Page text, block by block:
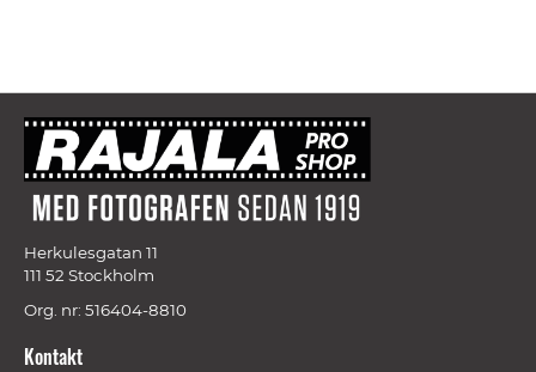
Herkulesgatan 11
111 52 Stockholm
Org. nr: 516404-8810
Kontakt